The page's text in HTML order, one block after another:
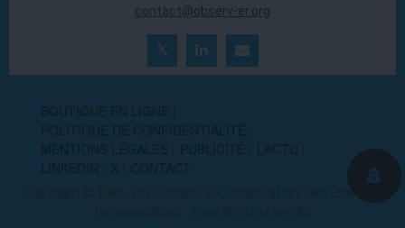
contact@observ-er.org
BOUTIQUE EN LIGNE
POLITIQUE DE CONFIDENTIALITÉ
MENTIONS LÉGALES
PUBLICITÉ
L’ACTU
LINKEDIN
X CONTACT
Copyright © 1985-2026 Observ'ER, Observatoire des Énergies